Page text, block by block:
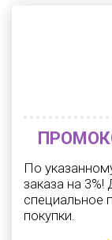
По
заказа на
специальное
покупки.